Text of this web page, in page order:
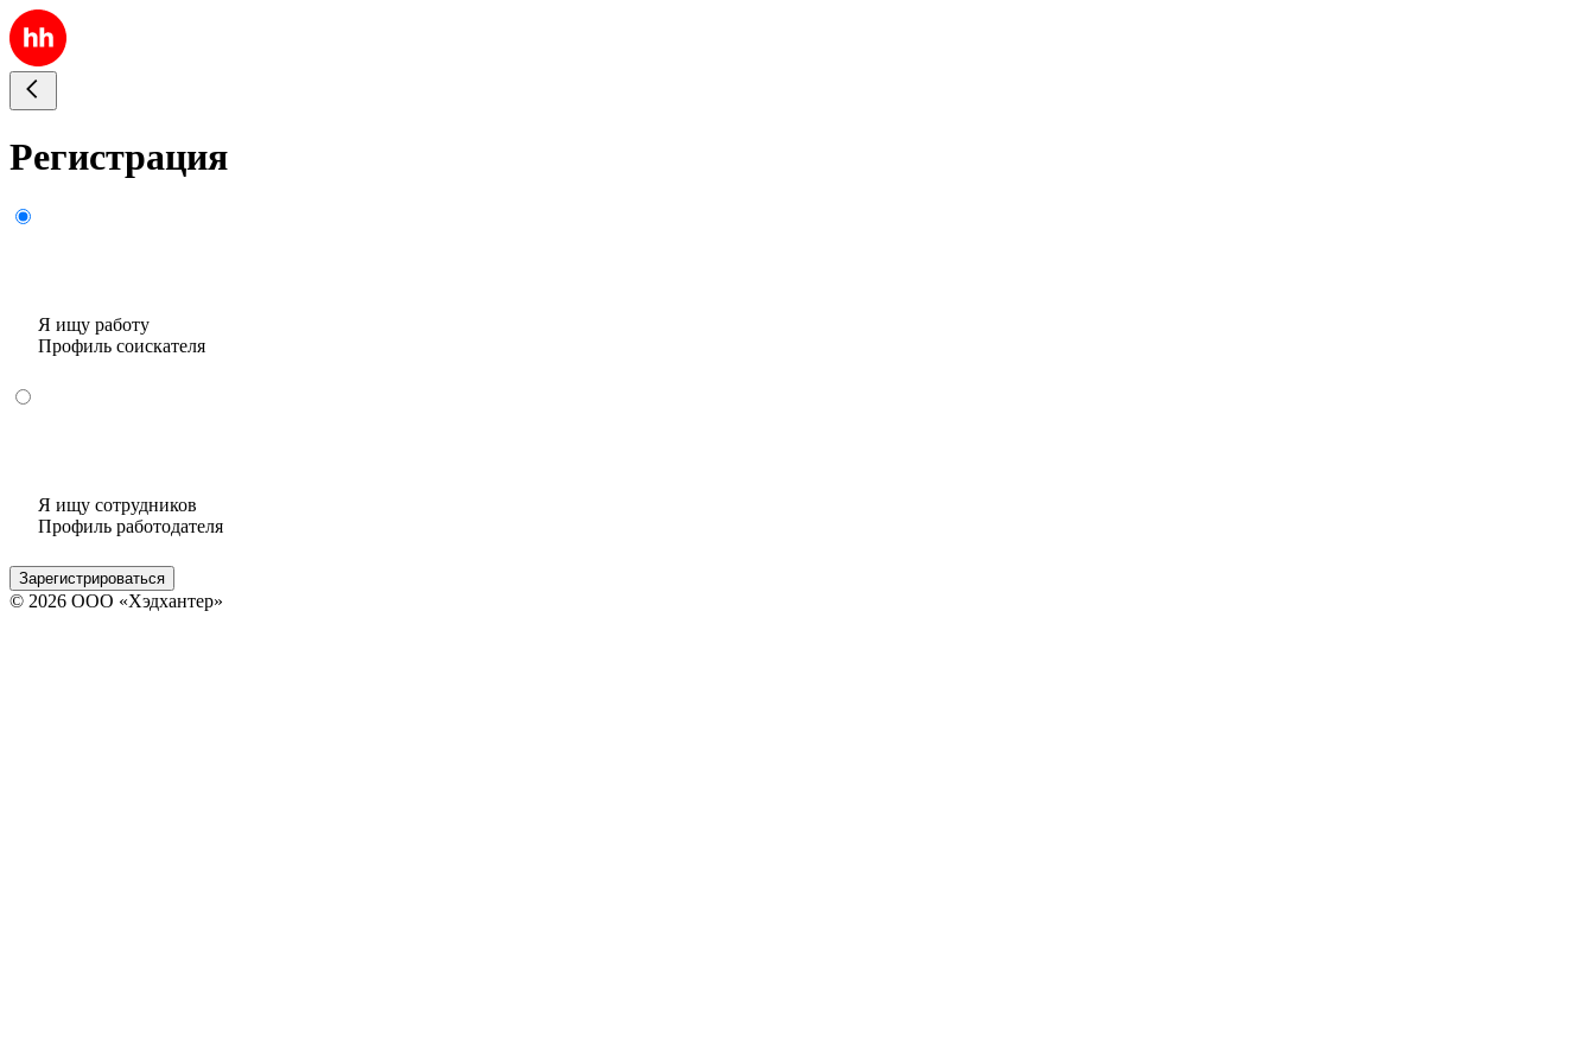
Регистрация
Я ищу работу
Профиль соискателя
Я ищу сотрудников
Профиль работодателя
Зарегистрироваться
© 2026 ООО «Хэдхантер»